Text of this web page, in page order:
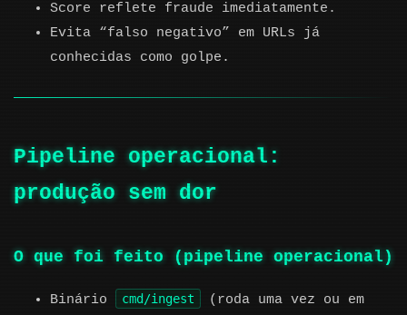
Score reflete fraude imediatamente.
Evita “falso negativo” em URLs já
conhecidas como golpe.
Pipeline operacional:
produção sem dor
O que foi feito (pipeline operacional)
Binário cmd/ingest
(roda uma vez ou em